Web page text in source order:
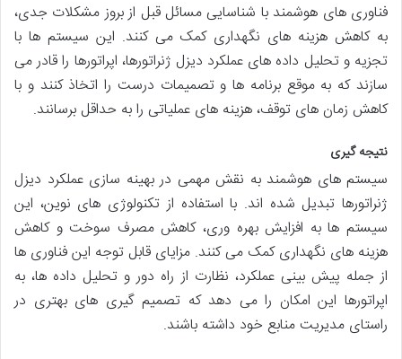
فناوری های هوشمند با شناسایی مسائل قبل از بروز مشکلات جدی،
به کاهش هزینه های نگهداری کمک می کنند. این سیستم ها با
تجزیه و تحلیل داده های عملکرد دیزل ژنراتورها، اپراتورها را قادر می
سازند که به موقع برنامه ها و تصمیمات درست را اتخاذ کنند و با
کاهش زمان های توقف، هزینه های عملیاتی را به حداقل برسانند.
نتیجه گیری
سیستم های هوشمند به نقش مهمی در بهینه سازی عملکرد دیزل
ژنراتورها تبدیل شده اند. با استفاده از تکنولوژی های نوین، این
سیستم ها به افزایش بهره وری، کاهش مصرف سوخت و کاهش
هزینه های نگهداری کمک می کنند. مزایای قابل توجه این فناوری ها
از جمله پیش بینی عملکرد، نظارت از راه دور و تحلیل داده ها، به
اپراتورها این امکان را می دهد که تصمیم گیری های بهتری در
راستای مدیریت منابع خود داشته باشند.